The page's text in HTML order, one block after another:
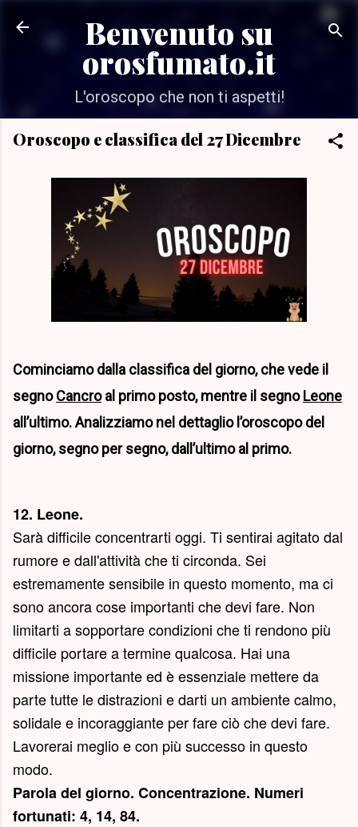
Passa ai contenuti principali
Benvenuto su
orosfumato.it
L'oroscopo che non ti aspetti!
Oroscopo e classifica del 27 Dicembre
Cominciamo dalla classifica del giorno, che vede il
segnoCancroal primo posto, mentre il segnoLeone
all’ultimo. Analizziamo nel dettaglio l’oroscopo del
giorno, segno per segno, dall’ultimo al primo.
12. Leone.
Sarà difficile concentrarti oggi. Ti sentirai agitato dal
rumore e dall'attività che ti circonda. Sei
estremamente sensibile in questo momento, ma ci
sono ancora cose importanti che devi fare. Non
limitarti a sopportare condizioni che ti rendono più
difficile portare a termine qualcosa. Hai una
missione importante ed è essenziale mettere da
parte tutte le distrazioni e darti un ambiente calmo,
solidale e incoraggiante per fare ciò che devi fare.
Lavorerai meglio e con più successo in questo
modo.
Parola del giorno. Concentrazione. Numeri
fortunati: 4, 14, 84.